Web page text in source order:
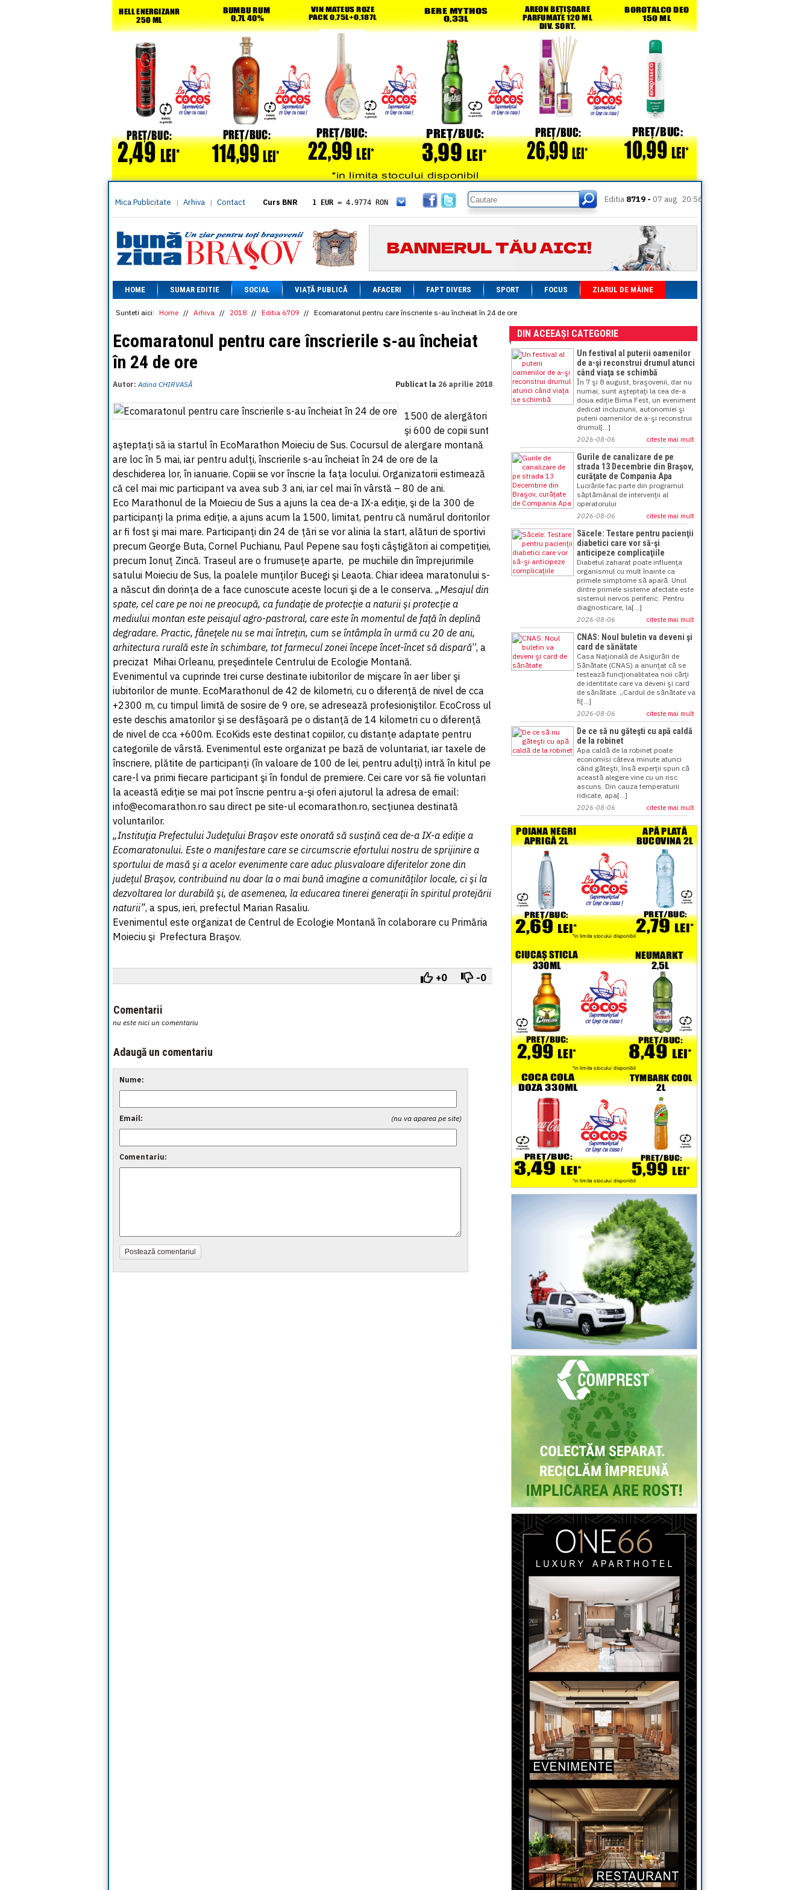
Mica Publicitate | Arhiva | Contact Curs BNR 1 EUR = 4.9774 RON
= 5.8304 RON
1 XAU= 464.4611 RON
1 AED= 1.1933 RON
1 AUD= 2.7957 RON
1 BGN= 2.5449 RON
1 CAD= 3.1559 RON
1 CHF= 5.2813 RON
1 CNY= 0.6015 RON
= 0.6668 RON
1 EGP= 0.0860 RON
1 MXN= 0.2227 RON
1 NOK= 0.4191 RON
1 PLN= 1.1646 RON
1 RUB= 0.0530 RON
1 SEK= 0.4526 RON
1 TRY = 0.1141 RON
1 XDR= 5.9383 RON
1 ZAR
= 0.2318 RON
Editia 8719 - 07 aug 20:56
HOME SUMAR EDITIE SOCIAL VIAȚĂ PUBLICĂ AFACERI FAPT DIVERS SPORT FOCUS ZIARUL DE MÂINE
Sunteti aici: Home // Arhiva // 2018 // Editia 6709 // Ecomaratonul pentru care înscrierile s-au încheiat în 24 de ore
Ecomaratonul pentru care înscrierile s-au încheiat
în 24 de ore
Autor:Adina CHIRVASĂ Publicat la 26 aprilie 2018
1500 de alergători
şi 600 de copii sunt
aşteptaţi să ia startul în EcoMarathon Moieciu de Sus. Cocursul de alergare montană
are loc în 5 mai, iar pentru adulţi, înscrierile s-au încheiat în 24 de ore de la
deschiderea lor, în ianuarie. Copiii se vor înscrie la faţa locului. Organizatorii estimează
că cel mai mic participant va avea sub 3 ani, iar cel mai în vârstă – 80 de ani.
Eco Marathonul de la Moieciu de Sus a ajuns la cea de-a IX-a ediţie, şi de la 300 de
participanţi la prima ediţie, a ajuns acum la 1500, limitat, pentru că numărul doritorilor
ar fi fost şi mai mare. Participanţi din 24 de ţări se vor alinia la start, alături de sportivi
precum George Buta, Cornel Puchianu, Paul Pepene sau foşti câştigători ai competiţiei,
precum Ionuţ Zincă. Traseul are o frumuseţe aparte, pe muchiile din împrejurimile
satului Moieciu de Sus, la poalele munţilor Bucegi şi Leaota. Chiar ideea maratonului s-
a născut din dorinţa de a face cunoscute aceste locuri şi de a le conserva. „Mesajul din
spate, cel care pe noi ne preocupă, ca fundaţie de protecţie a naturii şi protecţie a
mediului montan este peisajul agro-pastroral, care este în momentul de faţă în deplină
degradare. Practic, fâneţele nu se mai întreţin, cum se întâmpla în urmă cu 20 de ani,
arhitectura rurală este în schimbare, tot farmecul zonei începe încet-încet să dispară”, a
precizat Mihai Orleanu, preşedintele Centrului de Ecologie Montană.
Evenimentul va cuprinde trei curse destinate iubitorilor de mişcare în aer liber şi
iubitorilor de munte. EcoMarathonul de 42 de kilometri, cu o diferenţă de nivel de cca
+2300 m, cu timpul limită de sosire de 9 ore, se adresează profesioniştilor. EcoCross ul
este deschis amatorilor şi se desfăşoară pe o distanţă de 14 kilometri cu o diferenţă
de nivel de cca +600m. EcoKids este destinat copiilor, cu distanţe adaptate pentru
categoriile de vârstă. Evenimentul este organizat pe bază de voluntariat, iar taxele de
înscriere, plătite de participanţi (în valoare de 100 de lei, pentru adulţi) intră în kitul pe
care-l va primi fiecare participant şi în fondul de premiere. Cei care vor să fie voluntari
la această ediţie se mai pot înscrie pentru a-şi oferi ajutorul la adresa de email:
info@ecomarathon.ro sau direct pe site-ul ecomarathon.ro, secţiunea destinată
voluntarilor.
„Instituţia Prefectului Judeţului Braşov este onorată să susţină cea de-a IX-a ediţie a
Ecomaratonului. Este o manifestare care se circumscrie efortului nostru de sprijinire a
sportului de masă şi a acelor evenimente care aduc plusvaloare diferitelor zone din
judeţul Braşov, contribuind nu doar la o mai bună imagine a comunităţilor locale, ci şi la
dezvoltarea lor durabilă şi, de asemenea, la educarea tinerei generaţii în spiritul protejării
naturii”, a spus, ieri, prefectul Marian Rasaliu.
Evenimentul este organizat de Centrul de Ecologie Montană în colaborare cu Primăria
Moieciu şi Prefectura Braşov.
+0 -0
Comentarii
nu este nici un comentariu
Adaugă un comentariu
Nume:
(nu va aparea pe site)
Email:
Comentariu:
Postează comentariul
DIN ACEEAȘI CATEGORIE
Un festival al puterii oamenilor
de a-şi reconstrui drumul atunci
când viaţa se schimbă
În 7 şi 8 august, braşovenii, dar nu
numai, sunt aşteptaţi la cea de-a
doua ediţie Bima Fest, un eveniment
dedicat incluziunii, autonomiei şi
puterii oamenilor de a-şi reconstrui
drumul[...]
2026-08-06 citeste mai mult
Gurile de canalizare de pe
strada 13 Decembrie din Braşov,
curăţate de Compania Apa
Lucrările fac parte din programul
săptămânal de intervenţii al
operatorului
2026-08-06 citeste mai mult
Săcele: Testare pentru pacienţii
diabetici care vor să-şi
anticipeze complicaţiile
Diabetul zaharat poate influenţa
organismul cu mult înainte ca
primele simptome să apară. Unul
dintre primele sisteme afectate este
sistemul nervos periferic. Pentru
diagnosticare, la[...]
2026-08-06 citeste mai mult
CNAS: Noul buletin va deveni şi
card de sănătate
Casa Naţională de Asigurări de
Sănătate (CNAS) a anunţat că se
testează funcţionalitatea noii cărţi
de identitate care va deveni şi card
de sănătate. „Cardul de sănătate va
fi[...]
2026-08-06 citeste mai mult
De ce să nu găteşti cu apă caldă
de la robinet
Apa caldă de la robinet poate
economisi câteva minute atunci
când găteşti, însă experţii spun că
această alegere vine cu un risc
ascuns. Din cauza temperaturii
ridicate, apa[...]
2026-08-06 citeste mai mult